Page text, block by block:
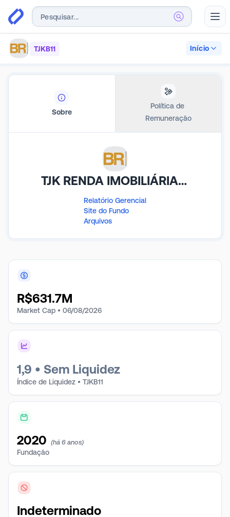
TJKB11 Início
Sobre
Política de
Remuneração
TJK RENDA IMOBILIÁRIA FDO INV IMOB
Relatório Gerencial
Site do Fundo
Arquivos
R$631.7M
Market Cap • 06/08/2026
1,9 • Sem Liquidez
Índice de Liquidez • TJKB11
2020 (há 6 anos)
Fundação
Indeterminado